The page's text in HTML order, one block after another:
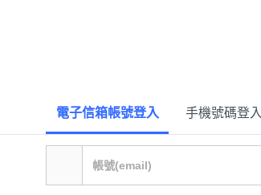
電子信箱帳號登入 手機號碼登入